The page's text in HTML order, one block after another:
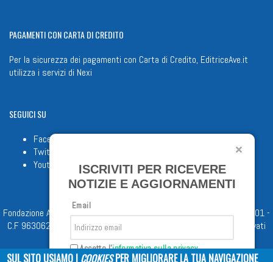
PAGAMENTICON CARTA DI CREDITO
Per la sicurezza dei pagamenti con Carta di Credito, EditriceAve.it
utilizza i servizi di Nexi
SEGUICISU
Facebook
Twitter
Youtube
Fondazione Apostolicam Actuositatem ETS © 2023 - P.I. 05398481001 -
C.F 96306220581 - REA 888781 del 23/02/98 - Tutti i diritti riservati
ISCRIVITI PER RICEVERE
NOTIZIE E AGGIORNAMENTI
Email
Accetto l'informativa sulla privacy
SUL SITO USIAMO I COOKIESPER MIGLIORARE LA TUA NAVIGAZIONE